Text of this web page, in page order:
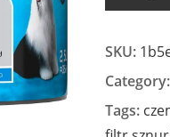
SKU:
Category:
Tags: